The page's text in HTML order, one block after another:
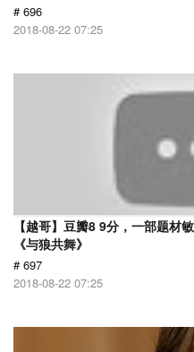
# 696
2018-08-22 07:25
【越哥】豆瓣8 9分，一部题材
《与狼共舞》
# 697
2018-08-22 07:25